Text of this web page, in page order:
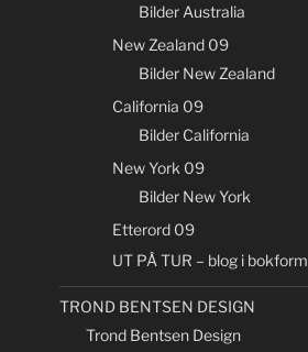
Bilder Australia
New Zealand 09
Bilder New Zealand
California 09
Bilder California
New York 09
Bilder New York
Etterord 09
UT PÅ TUR – blog i bokform
TROND BENTSEN DESIGN
Trond Bentsen Design